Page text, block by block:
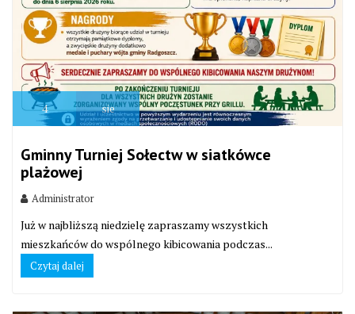
4 sie
Gminny Turniej Sołectw w siatkówce
plażowej
Administrator
Już w najbliższą niedzielę zapraszamy wszystkich
mieszkańców do wspólnego kibicowania podczas...
Czytaj dalej